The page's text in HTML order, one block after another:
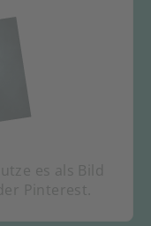
es als Bild
Pinterest.